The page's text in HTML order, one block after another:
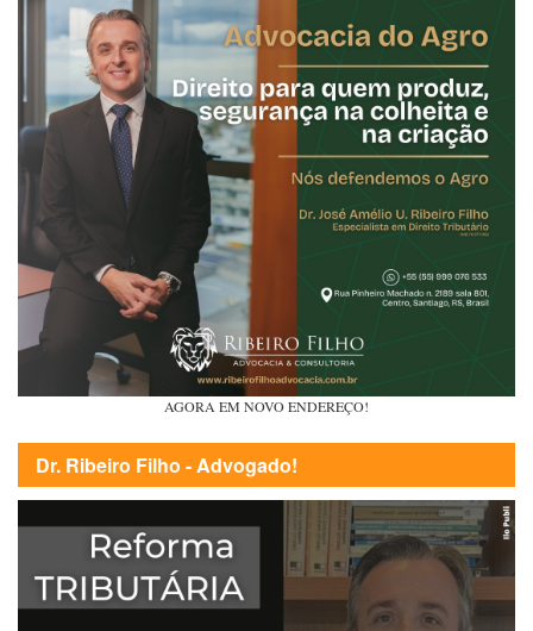
AGORA EM NOVO ENDEREÇO!
Dr. Ribeiro Filho - Advogado!